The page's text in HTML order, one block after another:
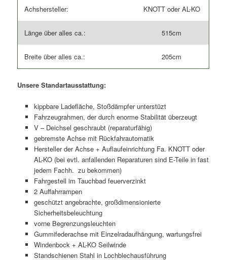
Achshersteller: KNOTT oder AL-KO
Länge über alles ca.: 515cm
Breite über alles ca.: 205cm
Unsere Standartausstattung:
kippbare Ladefläche, Stoßdämpfer unterstüzt
Fahrzeugrahmen, der durch enorme Stabilität überzeugt
V – Deichsel geschraubt (reparaturfähig)
gebremste Achse mit Rückfahrautomatik
Hersteller der Achse + Auflaufeinrichtung Fa. KNOTT oder
AL-KO (bei evtl. anfallenden Reparaturen sind E-Teile in fast
jedem Fachh. zu bekommen)
Fahrgestell im Tauchbad feuerverzinkt
2 Auffahrrampen
geschützt angebrachte, großdimensionierte
Sicherheitsbeleuchtung
vorne Begrenzungsleuchten
Gummifederachse mit Einzelradaufhängung, wartungsfrei
Windenbock + AL-KO Seilwinde
Standschienen Stahl in Lochblechausführung